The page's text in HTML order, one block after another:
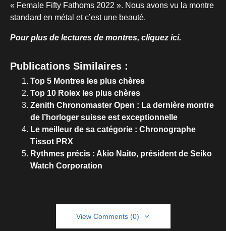
« Female Fifty Fathoms 2022 ». Nous avons vu la montre
standard en métal et c’est une beauté.
Pour plus de lectures de montres, cliquez ici.
Publications Similaires :
Top 5 Montres les plus chères
Top 10 Rolex les plus chères
Zenith Chronomaster Open : La dernière montre
de l’horloger suisse est exceptionnelle
Le meilleur de sa catégorie : Chronographe
Tissot PRX
Rythmes précis : Akio Naito, président de Seiko
Watch Corporation
View Comments (0)